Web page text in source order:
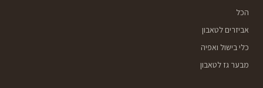
הכל
אביזרים לטאבון
כלי בישול ואפיה
מבער גז לטאבון